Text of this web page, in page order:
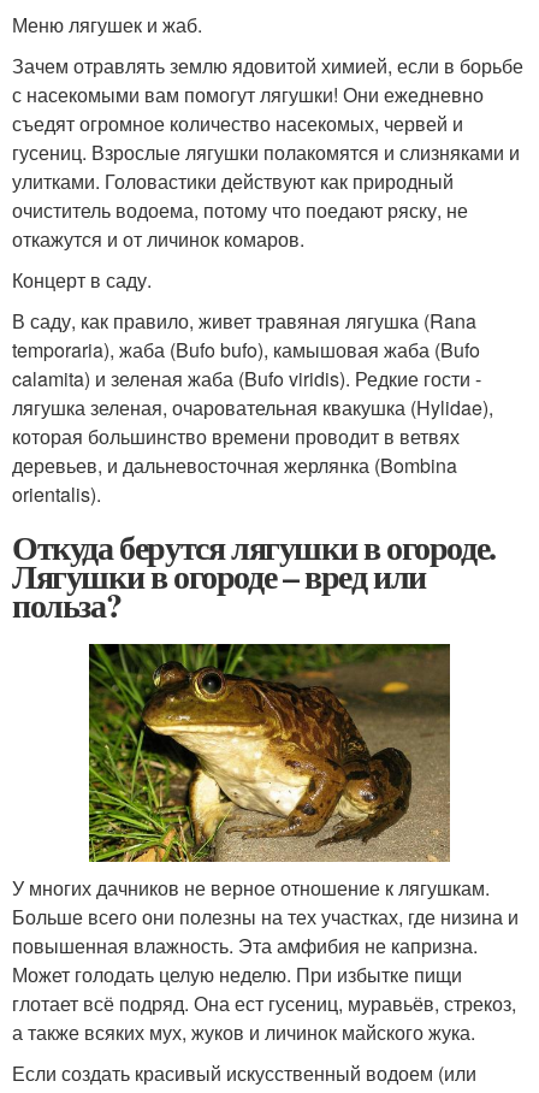
Меню лягушек и жаб.
Зачем отравлять землю ядовитой химией, если в борьбе
с насекомыми вам помогут лягушки! Они ежедневно
съедят огромное количество насекомых, червей и
гусениц. Взрослые лягушки полакомятся и слизняками и
улитками. Головастики действуют как природный
очиститель водоема, потому что поедают ряску, не
откажутся и от личинок комаров.
Концерт в саду.
В саду, как правило, живет травяная лягушка (Rana
temporaria), жаба (Bufo bufo), камышовая жаба (Bufo
calamita) и зеленая жаба (Bufo viridis). Редкие гости -
лягушка зеленая, очаровательная квакушка (Hylidae),
которая большинство времени проводит в ветвях
деревьев, и дальневосточная жерлянка (Bombina
orientalis).
Откуда берутся лягушки в огороде.
Лягушки в огороде – вред или
польза?
У многих дачников не верное отношение к лягушкам.
Больше всего они полезны на тех участках, где низина и
повышенная влажность. Эта амфибия не капризна.
Может голодать целую неделю. При избытке пищи
глотает всё подряд. Она ест гусениц, муравьёв, стрекоз,
а также всяких мух, жуков и личинок майского жука.
Если создать красивый искусственный водоем (или